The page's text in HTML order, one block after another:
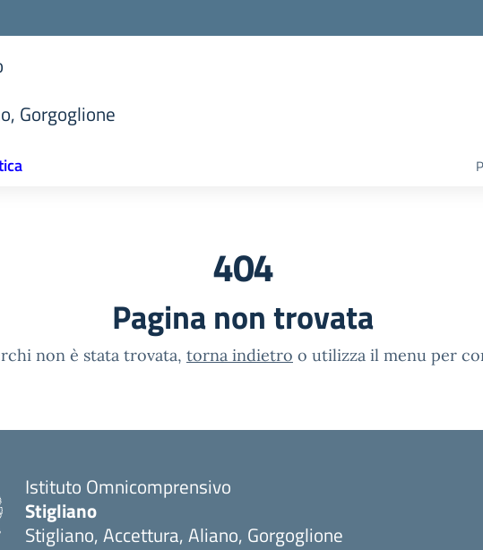
Gorgoglione
404
Pagina non trovata
non è stata trovata, torna indietro o utilizza il menu per
Istituto Omnicomprensivo
Stigliano
Stigliano, Accettura, Aliano, Gorgoglione